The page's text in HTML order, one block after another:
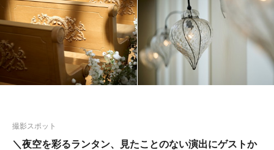
＼夜空を彩るランタン、見たことのない演出にゲストか
撮影スポット